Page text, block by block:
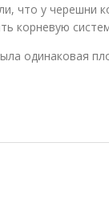
что у черешни
корневую
одинаковая